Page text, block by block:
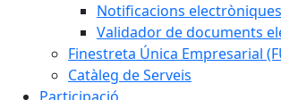
Notificacions electròniques
Validador de documents
Finestreta Única Empresarial
Catàleg de Serveis